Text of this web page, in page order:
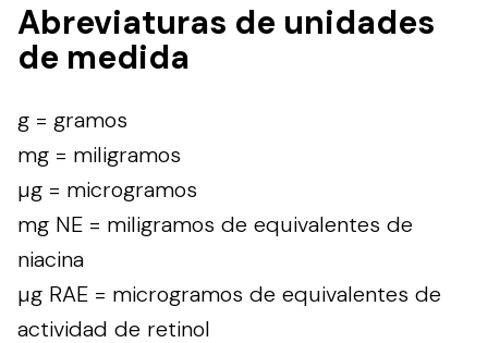
Abreviaturas de unidades
de medida
g = gramos
mg = miligramos
µg = microgramos
mg NE = miligramos de equivalentes de
niacina
µg RAE = microgramos de equivalentes de
actividad de retinol